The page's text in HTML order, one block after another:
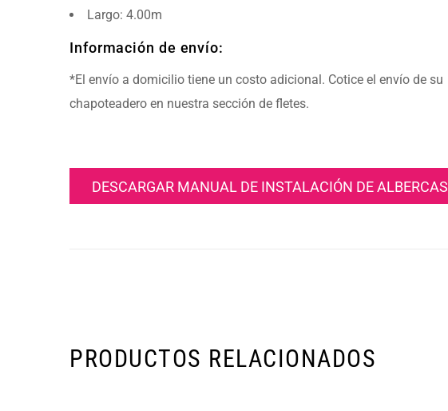
Largo: 4.00m
Información de envío:
*El envío a domicilio tiene un costo adicional. Cotice el envío de su
chapoteadero en nuestra sección de fletes.
DESCARGAR MANUAL DE INSTALACIÓN DE ALBERCAS
PRODUCTOS RELACIONADOS